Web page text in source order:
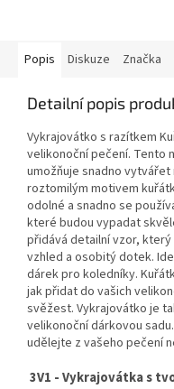
Popis Diskuze Značka
Detailní popis
Vykrajovátko s razítkem
velikonoční pečení. Tento
umožňuje snadno
roztomilým motivem
odolné a snadno se
které budou vypadat
přidává detailní vzor,
vzhled a osobitý dotek.
dárek pro koledníky.
jak přidat do vašich
svěžest. Vykrajovátko je
velikonoční dárkovou
udělejte z vašeho pečení
3V1 - Vykrajovátka s